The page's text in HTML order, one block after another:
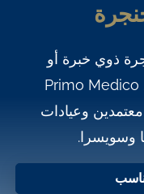
ذوي خبرة أو
عيادات متخصصة للعلاج؟ من خلال Primo Medico
وعيادات
وسويسرا.